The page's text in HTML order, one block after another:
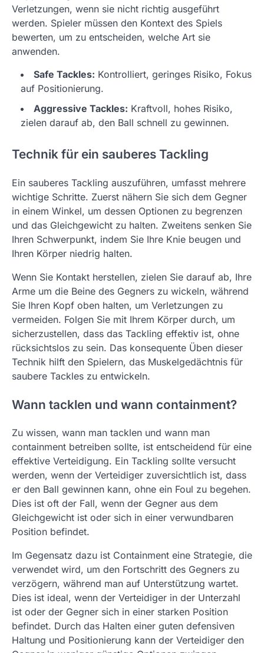
Verletzungen, wenn sie nicht richtig ausgeführt
werden. Spieler müssen den Kontext des Spiels
bewerten, um zu entscheiden, welche Art sie
anwenden.
Safe Tackles: Kontrolliert, geringes Risiko, Fokus
auf Positionierung.
Aggressive Tackles: Kraftvoll, hohes Risiko,
zielen darauf ab, den Ball schnell zu gewinnen.
Technik für ein sauberes Tackling
Ein sauberes Tackling auszuführen, umfasst mehrere
wichtige Schritte. Zuerst nähern Sie sich dem Gegner
in einem Winkel, um dessen Optionen zu begrenzen
und das Gleichgewicht zu halten. Zweitens senken Sie
Ihren Schwerpunkt, indem Sie Ihre Knie beugen und
Ihren Körper niedrig halten.
Wenn Sie Kontakt herstellen, zielen Sie darauf ab, Ihre
Arme um die Beine des Gegners zu wickeln, während
Sie Ihren Kopf oben halten, um Verletzungen zu
vermeiden. Folgen Sie mit Ihrem Körper durch, um
sicherzustellen, dass das Tackling effektiv ist, ohne
rücksichtslos zu sein. Das konsequente Üben dieser
Technik hilft den Spielern, das Muskelgedächtnis für
saubere Tackles zu entwickeln.
Wann tacklen und wann containment?
Zu wissen, wann man tacklen und wann man
containment betreiben sollte, ist entscheidend für eine
effektive Verteidigung. Ein Tackling sollte versucht
werden, wenn der Verteidiger zuversichtlich ist, dass
er den Ball gewinnen kann, ohne ein Foul zu begehen.
Dies ist oft der Fall, wenn der Gegner aus dem
Gleichgewicht ist oder sich in einer verwundbaren
Position befindet.
Im Gegensatz dazu ist Containment eine Strategie, die
verwendet wird, um den Fortschritt des Gegners zu
verzögern, während man auf Unterstützung wartet.
Dies ist ideal, wenn der Verteidiger in der Unterzahl
ist oder der Gegner sich in einer starken Position
befindet. Durch das Halten einer guten defensiven
Haltung und Positionierung kann der Verteidiger den